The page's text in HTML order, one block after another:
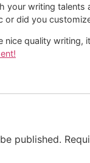
your writing
or did you
nice quality writing,
!
published.